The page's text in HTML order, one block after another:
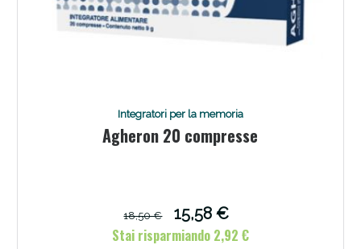
Integratori per la memoria
Agheron 20 compresse
18,50 €
15,58 €
Stai risparmiando 2,92 €